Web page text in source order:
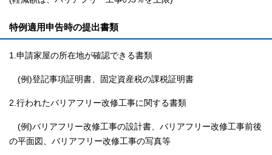
特例適用申告時の提出書類
1.申請家屋の所在地が確認できる書類
(例)登記事項証明書、固定資産税の課税証明書
2.行われたバリアフリー改修工事に関する書類
(例)バリアフリー改修工事の設計書、バリアフリー改修工事前後
の平面図、バリアフリー改修工事の写真等